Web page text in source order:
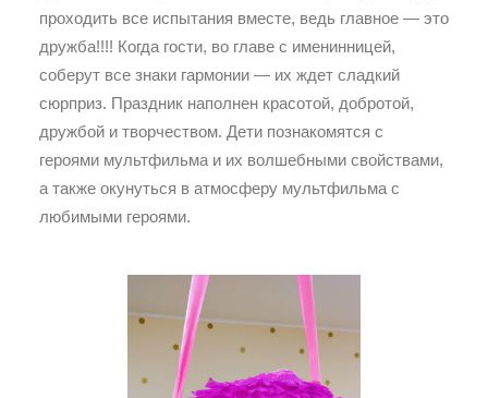
проходить все испытания вместе, ведь главное — это
дружба!!!! Когда гости, во главе с именинницей,
соберут все знаки гармонии — их ждет сладкий
сюрприз. Праздник наполнен красотой, добротой,
дружбой и творчеством. Дети познакомятся с
героями мультфильма и их волшебными свойствами,
а также окунуться в атмосферу мультфильма с
любимыми героями.